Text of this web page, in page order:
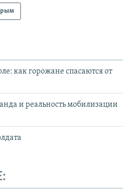
как горожане спасаются от
и реальность мобилизации